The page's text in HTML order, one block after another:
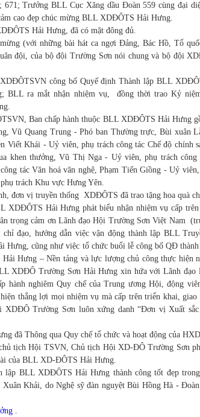
671; Trưởng BLL Cục Xăng dầu Đoàn 559 cùng đại
cao đẹp chúc mừng BLL XDĐÔTS Hải Hưng.
Hải Hưng, đã có mặt đông đủ.
(với những bài hát ca ngợi Đảng, Bác Hồ, Tổ
đội, của bộ đội Trường Sơn nói chung và bộ đội
công bố Quyế định Thành lập BLL
BLL ra mắt nhận nhiệm vụ, đồng thời trao Kỷ
Hưng.
Ban chấp hành thuộc BLL XDĐÔTS Hải Hưng
Vũ Quang Trung - Phó ban Thường trực, Bùi xuân
Viết Khái - Uỷ viên, phụ trách công tác Chế độ chính
khen thưởng, Vũ Thị Nga - Uỷ viên, phụ trách
tác Văn hoá văn nghệ, Phạm Tiến Giồng - Uỷ
trách Khu vực Hưng Yên.
vị truyền thống XDĐÔTS đã trao tặng hoa quà
Hải Hưng phát biểu nhận nhiệm vụ cấp trên
trọng cảm ơn Lãnh đạo Hội Trường Sơn Việt Nam
đạo, hướng dẫn việc vận động thành lập BLL
Hưng, cũng như việc tổ chức buổi lễ công bố QĐ
Hưng – Nền tảng và lực lượng chủ công thực hiện
XDĐÔ Trường Sơn Hải Hưng xin hứa với Lãnh
hành nghiêm Quy chế của Trung ương Hội, động
thắng lợi mọi nhiệm vụ mà cấp trên triển khai, giao
XDĐÔ Trường Sơn luôn xứng danh “Đơn vị Xuất
Thông qua Quy chế tổ chức và hoạt động của
Hội TSVN, Chủ tịch Hội XD-ĐÔ Trường Sơn
của BLL XD-ĐÔTS Hải Hưng.
XDĐÔTS Hải Hưng thành công tốt đẹp trong
Xuân Khải, do Nghệ sỹ đàn nguyệt Bùi Hồng Hà -
.